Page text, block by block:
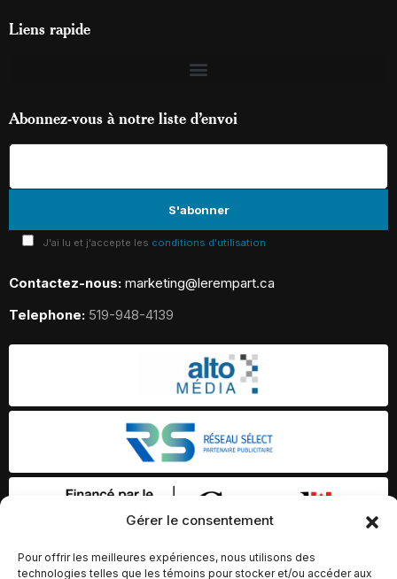
Gérer le consentement
Pour offrir les meilleures expériences, nous utilisons des
technologies telles que les témoins pour stocker et/ou accéder aux
Liens rapide
Abonnez-vous à notre liste d’envoi
J'ai lu et j'accepte les conditions d'utilisation
Contactez-nous: marketing@lerempart.ca
Telephone: 519-948-4139